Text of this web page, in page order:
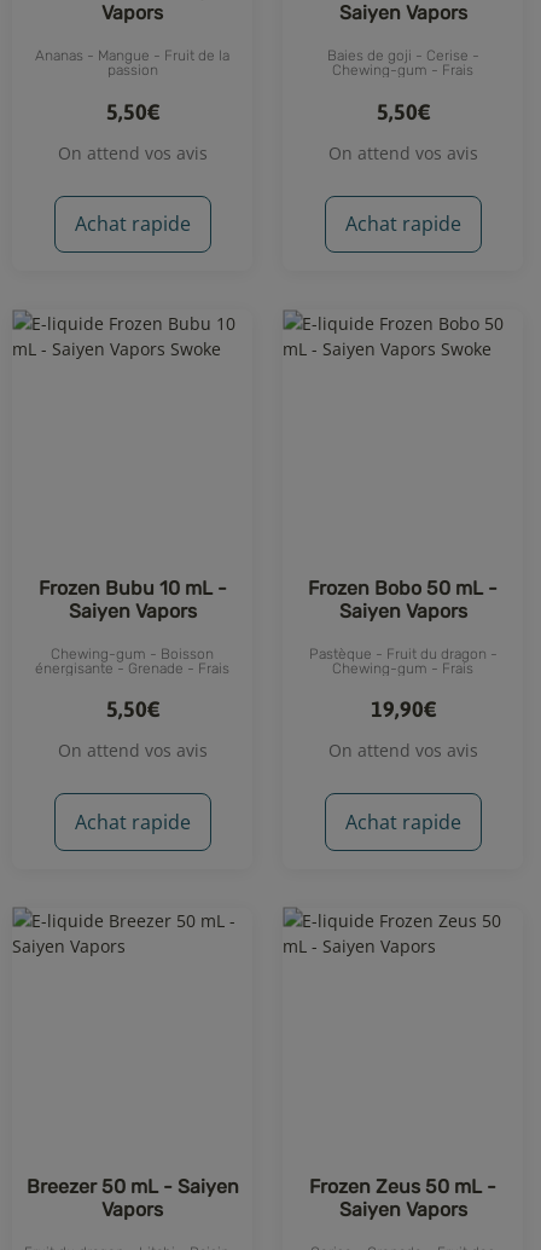
Vapors
Ananas - Mangue - Fruit de la
passion
5,50€
On attend vos avis
Achat rapide
Saiyen Vapors
Baies de goji - Cerise -
Chewing-gum - Frais
5,50€
On attend vos avis
Achat rapide
Frozen Bubu 10 mL -
Saiyen Vapors
Chewing-gum - Boisson
énergisante - Grenade - Frais
5,50€
On attend vos avis
Achat rapide
Frozen Bobo 50 mL -
Saiyen Vapors
Pastèque - Fruit du dragon -
Chewing-gum - Frais
19,90€
On attend vos avis
Achat rapide
Breezer 50 mL - Saiyen
Vapors
Frozen Zeus 50 mL -
Saiyen Vapors